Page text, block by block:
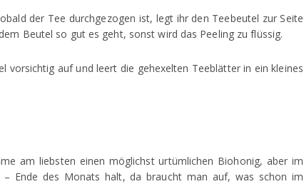
der Tee durchgezogen ist, legt ihr den Teebeutel zur Seite
Beutel so gut es geht, sonst wird das Peeling zu flüssig.
vorsichtig auf und leert die gehexelten Teeblätter in ein kleines
am liebsten einen möglichst urtümlichen Biohonig, aber im
Ende des Monats halt, da braucht man auf, was schon im